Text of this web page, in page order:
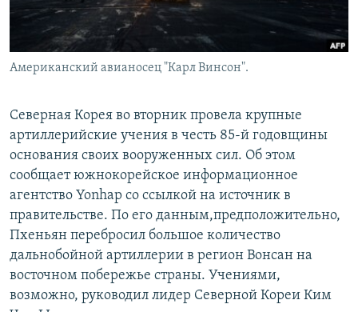
Американский авианосец "Карл Винсон".
Северная Корея во вторник провела крупные
артиллерийские учения в честь 85-й годовщины
основания своих вооруженных сил. Об этом
сообщает южнокорейское информационное
агентство Yonhap со ссылкой на источник в
правительстве. По его данным,предположительно,
Пхеньян перебросил большое количество
дальнобойной артиллерии в регион Вонсан на
восточном побережье страны. Учениями,
возможно, руководил лидер Северной Кореи Ким